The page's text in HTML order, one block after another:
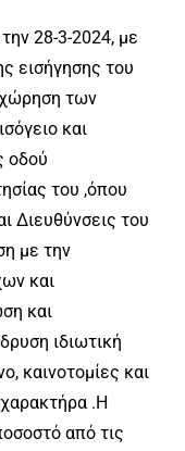
28-3-2024, με
εισήγησης του
των
και
οδού
του ,όπου
Διευθύνσεις του
με την
και
και
ιδιωτική
καινοτομίες και
.Η
από τις